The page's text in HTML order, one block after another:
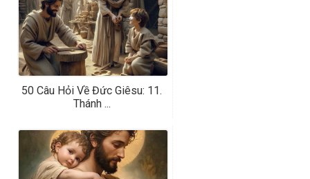
50 Câu Hỏi Về Đức Giêsu: 11.
Thánh ...